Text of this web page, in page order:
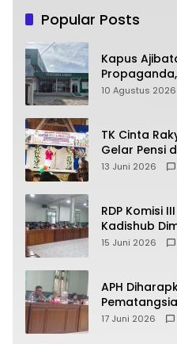
Popular Posts
Kapus
Harmonis
10 Agustus 2026
TK Cinta
Gelar Pensi
13 Juni 2026
RDP Komisi
Kadishub
Alasan
15 Juni 2026
APH
Kebocoran
17 Juni 2026